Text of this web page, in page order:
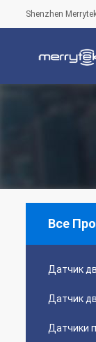
Shenzhen
Все
Датчик
Датчик
Датчики